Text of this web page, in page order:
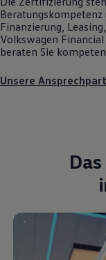
Finanzierung,
Volkswagen
beraten Sie
Unsere